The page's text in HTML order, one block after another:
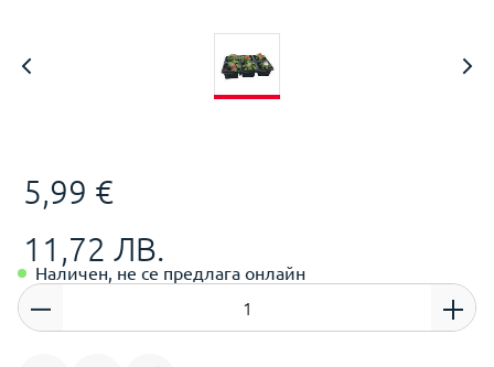
5,99 €
11,72 ЛВ.
Наличен, не се предлага онлайн